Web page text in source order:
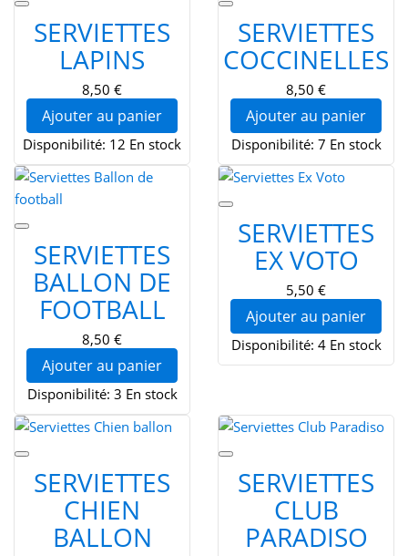
SERVIETTES
LAPINS
8,50 €
Ajouter au panier
Disponibilité: 12 En stock
SERVIETTES
COCCINELLES
8,50 €
Ajouter au panier
Disponibilité: 7 En stock
SERVIETTES
BALLON DE
FOOTBALL
8,50 €
Ajouter au panier
Disponibilité: 3 En stock
SERVIETTES
EX VOTO
5,50 €
Ajouter au panier
Disponibilité: 4 En stock
SERVIETTES
CHIEN
BALLON
SERVIETTES
CLUB
PARADISO